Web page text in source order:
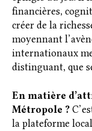
financières,
créer de la
moyennant
internationaux
distinguant, que
En matière
Métropole ?
la plateforme